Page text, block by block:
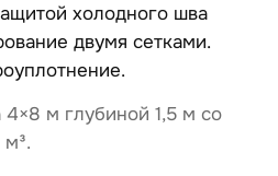
холодного шва
двумя сетками.
4×8 м глубиной 1,5 м со